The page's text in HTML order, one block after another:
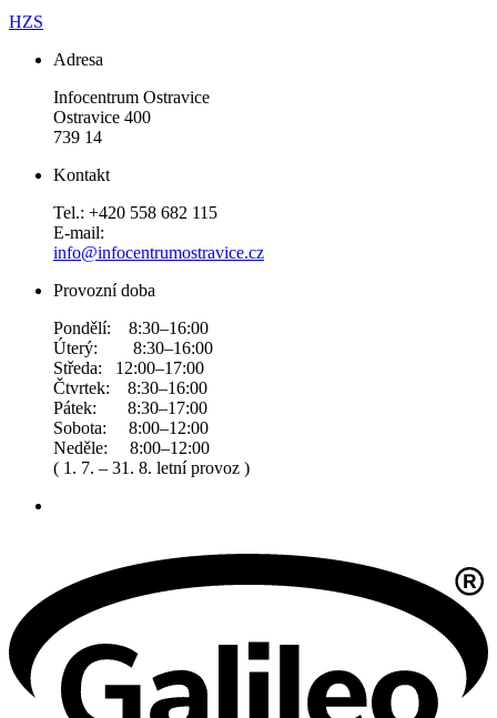
HZS
Adresa
Infocentrum Ostravice
Ostravice 400
739 14
Kontakt
Tel.: +420 558 682 115
E-mail:
info@infocentrumostravice.cz
Provozní doba
Pondělí: 8:30–16:00
Úterý: 8:30–16:00
Středa: 12:00–17:00
Čtvrtek: 8:30–16:00
Pátek: 8:30–17:00
Sobota: 8:00–12:00
Neděle: 8:00–12:00
( 1. 7. – 31. 8. letní provoz )